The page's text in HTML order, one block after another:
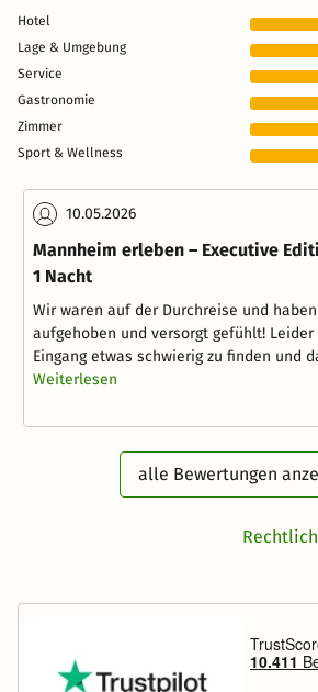
Hotel
Lage & Umgebung
Service
Gastronomie
Zimmer
Sport & Wellness
10.05.2026
Mannheim erleben – Executive
1 Nacht
Wir waren auf der Durchreise und
aufgehoben und versorgt gefühlt!
Eingang etwas schwierig zu finden und
Weiterlesen
alle Bewertungen